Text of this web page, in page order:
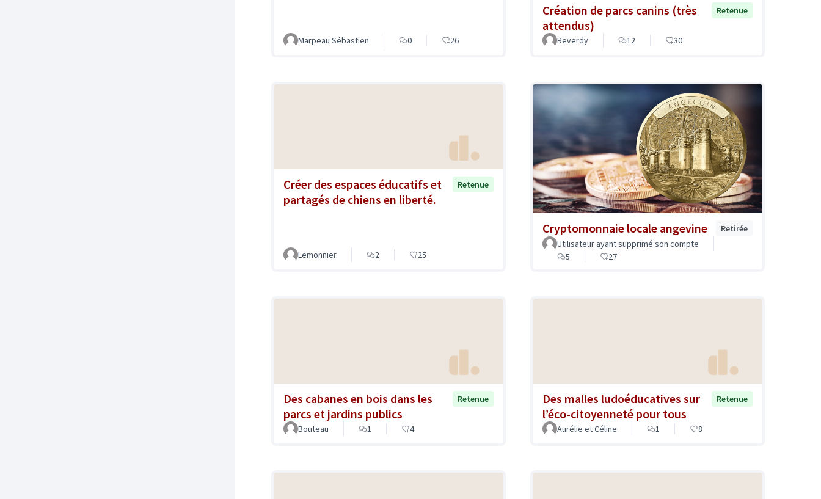
Marpeau Sébastien 0 26
Création de parcs canins (très
attendus)
Retenue
Reverdy 12 30
Créer des espaces éducatifs et
partagés de chiens en liberté.
Retenue
Lemonnier 2 25
Cryptomonnaie locale angevine
Retirée
Utilisateur ayant supprimé son compte
5
27
Des cabanes en bois dans les
parcs et jardins publics
Retenue
Bouteau 1 4
Des malles ludoéducatives sur
l’éco-citoyenneté pour tous
Retenue
Aurélie et Céline 1 8